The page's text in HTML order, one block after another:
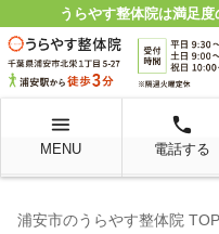
うらやす整体院は満足
menu
MENU
local_phone
電話する
浦安市のうらやす整体院 TOP